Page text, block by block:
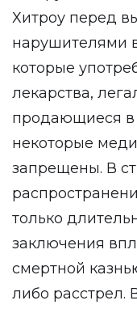
Хитроу перед
нарушителями
которые
лекарства,
продающиеся в
некоторые
запрещены. В
только
заключения
смертной
либо расстрел.